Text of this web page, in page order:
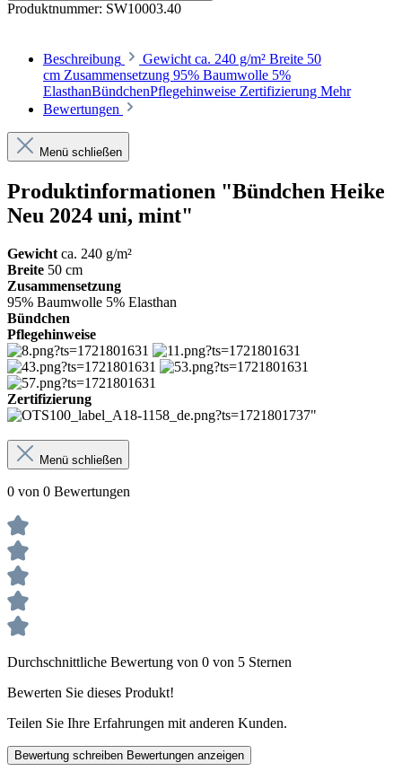
Produktnummer: SW10003.40
Beschreibung
Gewicht ca. 240 g/m² Breite 50
cm Zusammensetzung 95% Baumwolle 5%
ElasthanBündchenPflegehinweise Zertifizierung Mehr
Bewertungen
Menü schließen
Produktinformationen "Bündchen Heike
Neu 2024 uni, mint"
Gewicht ca. 240 g/m²
Breite 50 cm
Zusammensetzung
95% Baumwolle 5% Elasthan
Bündchen
Pflegehinweise
Zertifizierung
Menü schließen
0 von 0 Bewertungen
Durchschnittliche Bewertung von 0 von 5 Sternen
Bewerten Sie dieses Produkt!
Teilen Sie Ihre Erfahrungen mit anderen Kunden.
Bewertung schreiben Bewertungen anzeigen